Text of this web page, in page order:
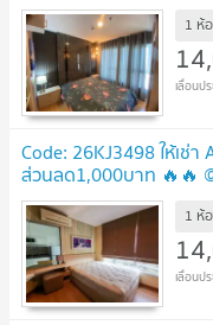
1 ห้
Code: 26KJ3498 ให้เช่
ส่วนลด1,000บาท 🔥🔥
คะ)
1 ห้